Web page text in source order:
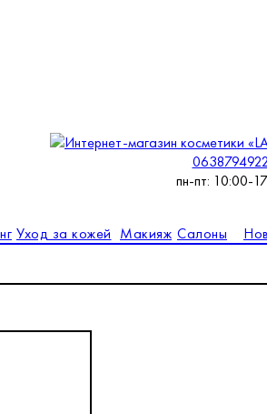
0638794922
пн-пт: 10:00-
Уход за кожей Макияж Салоны